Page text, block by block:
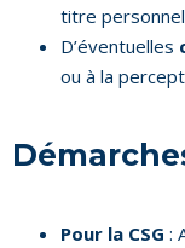
titre
D’éventuelles
ou à la
Pour la CSG :